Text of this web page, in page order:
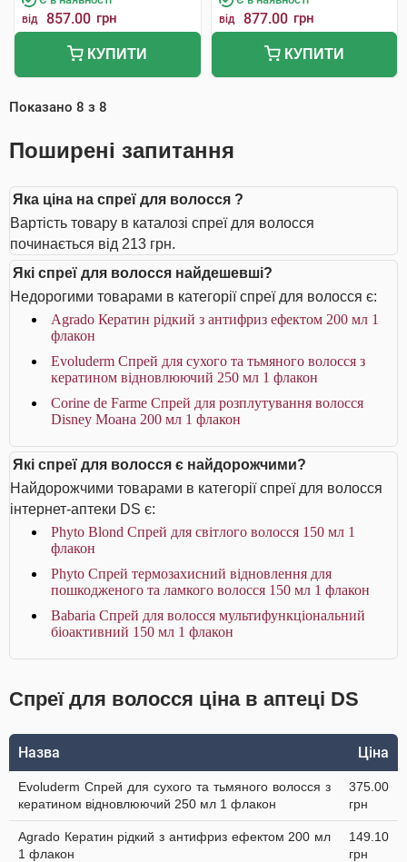
від 857.00 грн
КУПИТИ
від 877.00 грн
КУПИТИ
Показано 8 з 8
Поширені запитання
Яка ціна на спреї для волосся ?
Вартість товару в каталозі спреї для волосся
починається від 213 грн.
Які спреї для волосся найдешевші?
Недорогими товарами в категорії спреї для волосся є:
Agrado Кератин рідкий з антифриз ефектом 200 мл 1
флакон
Evoluderm Спрей для сухого та тьмяного волосся з
кератином відновлюючий 250 мл 1 флакон
Corine de Farme Спрей для розплутування волосся
Disney Моана 200 мл 1 флакон
Які спреї для волосся є найдорожчими?
Найдорожчими товарами в категорії спреї для волосся
інтернет-аптеки DS є:
Phyto Blond Спрей для світлого волосся 150 мл 1
флакон
Phyto Спрей термозахисний відновлення для
пошкодженого та ламкого волосся 150 мл 1 флакон
Babaria Спрей для волосся мультифункціональний
біоактивний 150 мл 1 флакон
Спреї для волосся ціна в аптеці DS
Назва Ціна
Evoluderm Спрей для сухого та тьмяного волосся з
кератином відновлюючий 250 мл 1 флакон
375.00
грн
Agrado Кератин рідкий з антифриз ефектом 200 мл
1 флакон
149.10
грн